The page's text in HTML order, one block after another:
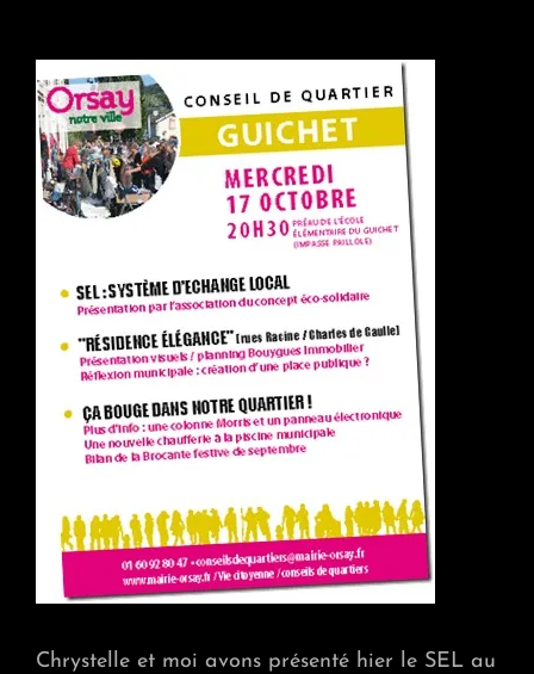
GUICHET
17/10/2012
Chrystelle et moi avons présenté hier le SEL au